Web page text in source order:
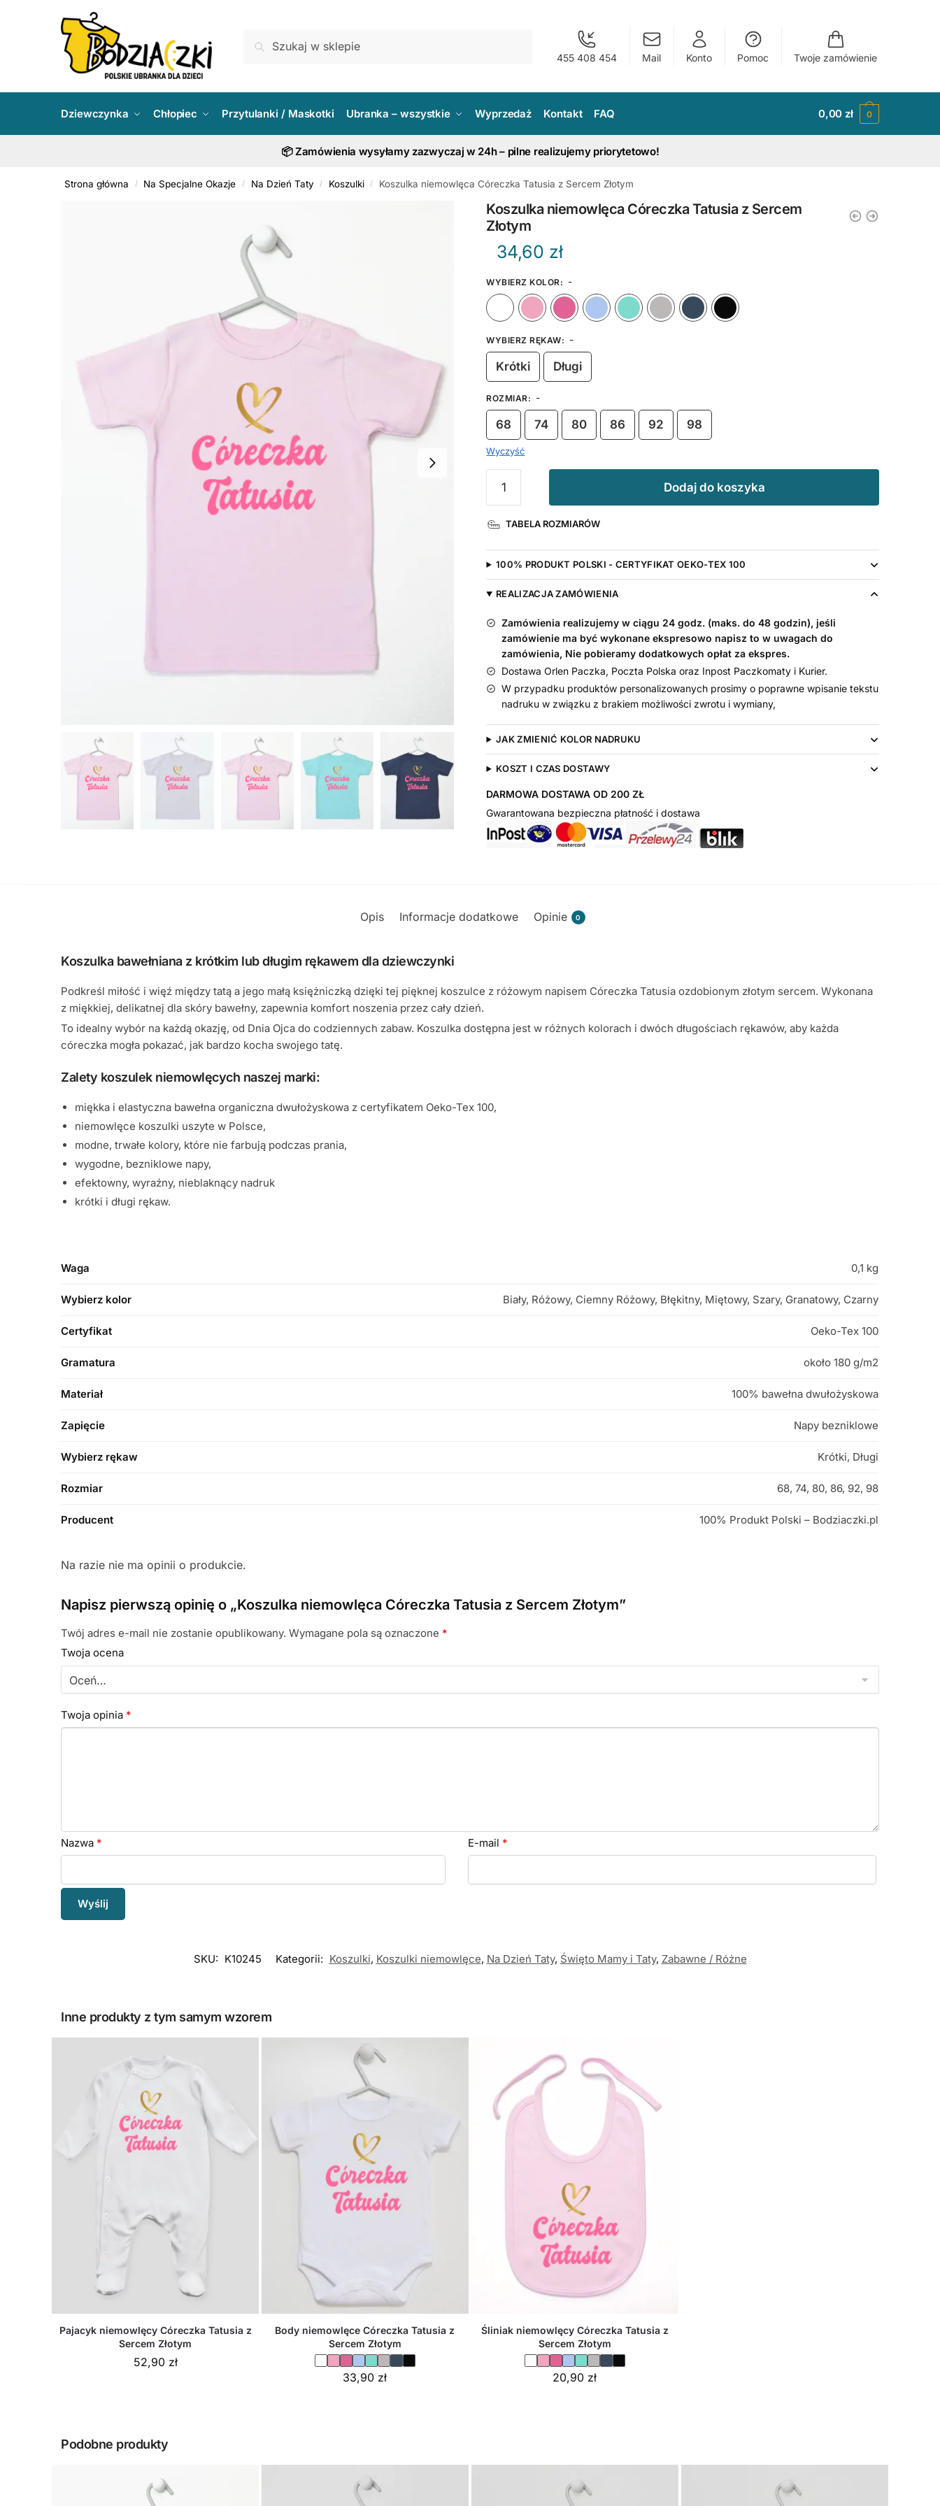
455 408 454 Mail Konto Pomoc Twoje zamówienie
Dziewczynka Chłopiec Przytulanki / Maskotki Ubranka – wszystkie Wyprzedaż Kontakt FAQ 0,00zł 0
📦 Zamówienia wysyłamy zazwyczaj w 24h – pilne realizujemy priorytetowo!
Strona główna / Na Specjalne Okazje / Na Dzień Taty / Koszulki / Koszulka niemowlęca Córeczka Tatusia z Sercem Złotym
Koszulka niemowlęca Córeczka Tatusia z Sercem
Złotym
34,60 zł
WYBIERZ KOLOR: -
Biały Różowy Ciemny Różowy
Błękitny MiętowySzary
WYBIERZ RĘKAW: -
Krótki Długi
ROZMIAR: -
68 74 80 86 92 98
Wyczyść
Koszulka
niemowlęca
Córeczka
z
Sercem
Złotym
Dodaj do koszyka
TABELA ROZMIARÓW
100% PRODUKT POLSKI - CERTYFIKAT OEKO-TEX 100
REALIZACJA ZAMÓWIENIA
Zamówienia realizujemy w ciągu 24 godz. (maks. do 48 godzin), jeśli
zamówienie ma być wykonane ekspresowo napisz to w uwagach do
zamówienia, Nie pobieramy dodatkowych opłat za ekspres.
Dostawa Orlen Paczka, Poczta Polska oraz Inpost Paczkomaty i Kurier.
W przypadku produktów personalizowanych prosimy o poprawne wpisanie tekstu
nadruku w związku z brakiem możliwości zwrotu i wymiany,
JAK ZMIENIĆ KOLOR NADRUKU
KOSZT I CZAS DOSTAWY
DARMOWA DOSTAWA OD 200 ZŁ
Gwarantowana bezpieczna płatność i dostawa
Opis Informacje dodatkowe Opinie 0
Koszulka bawełniana z krótkim lub długim rękawem dla dziewczynki
Podkreśl miłość i więź między tatą a jego małą księżniczką dzięki tej pięknej koszulce z różowym napisem Córeczka Tatusia ozdobionym złotym sercem. Wykonana
z miękkiej, delikatnej dla skóry bawełny, zapewnia komfort noszenia przez cały dzień.
To idealny wybór na każdą okazję, od Dnia Ojca do codziennych zabaw. Koszulka dostępna jest w różnych kolorach i dwóch długościach rękawów, aby każda
córeczka mogła pokazać, jak bardzo kocha swojego tatę.
Zalety koszulek niemowlęcych naszej marki:
miękka i elastyczna bawełna organiczna dwułożyskowa z certyfikatem Oeko-Tex 100,
niemowlęce koszulki uszyte w Polsce,
modne, trwałe kolory, które nie farbują podczas prania,
wygodne, bezniklowe napy,
efektowny, wyraźny, nieblaknący nadruk
krótki i długi rękaw.
Waga 0,1 kg
Wybierz kolor Biały, Różowy, Ciemny Różowy, Błękitny, Miętowy, Szary, Granatowy, Czarny
Certyfikat Oeko-Tex 100
Gramatura około 180 g/m2
Materiał 100% bawełna dwułożyskowa
Zapięcie Napy bezniklowe
Wybierz rękaw Krótki, Długi
Rozmiar 68, 74, 80, 86, 92, 98
Producent 100% Produkt Polski – Bodziaczki.pl
Na razie nie ma opinii o produkcie.
Napisz pierwszą opinię o „Koszulka niemowlęca Córeczka Tatusia z Sercem Złotym”
Twój adres e-mail nie zostanie opublikowany. Wymagane pola są oznaczone *
Twoja ocena
Twoja opinia *
Nazwa * E-mail *
SKU: K10245 Kategorii: Koszulki, Koszulki niemowlęce, Na Dzień Taty, Święto Mamy i Taty, Zabawne / Różne
Inne produkty z tym samym wzorem
Pajacyk niemowlęcy Córeczka Tatusia z
Sercem Złotym
52,90 zł
Body niemowlęce Córeczka Tatusia z
Sercem Złotym
33,90 zł
Śliniak niemowlęcy Córeczka Tatusia z
Sercem Złotym
20,90 zł
Podobne produkty